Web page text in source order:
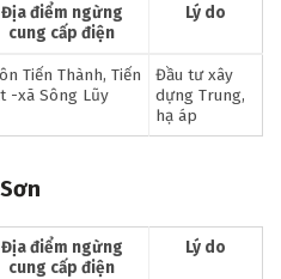
Địa điểm ngừng
cung cấp điện
Lý do
Tiến Thành, Tiến
-xã Sông Lũy
Đầu tư xây
dựng Trung,
hạ áp
Địa điểm ngừng
cung cấp điện
Lý do